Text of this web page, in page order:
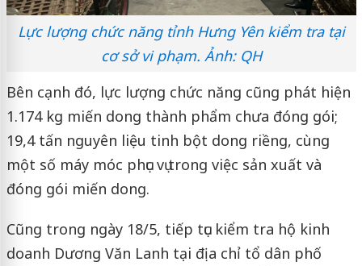
Lực lượng chức năng tỉnh Hưng Yên kiểm tra tại
cơ sở vi phạm. Ảnh: QH
Bên cạnh đó, lực lượng chức năng cũng phát hiện
1.174 kg miến dong thành phẩm chưa đóng gói;
19,4 tấn nguyên liệu tinh bột dong riềng, cùng
một số máy móc phục vụ trong việc sản xuất và
đóng gói miến dong.
Cũng trong ngày 18/5, tiếp tục kiểm tra hộ kinh
doanh Dương Văn Lanh tại địa chỉ tổ dân phố